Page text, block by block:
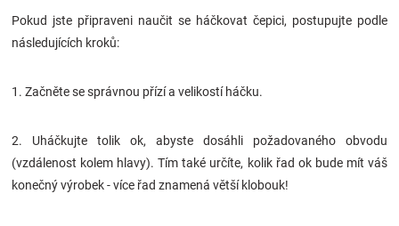
Pokud jste připraveni naučit se háčkovat čepici, postupujte podle
následujících kroků:
1. Začněte se správnou přízí a velikostí háčku.
2. Uháčkujte tolik ok, abyste dosáhli požadovaného obvodu
(vzdálenost kolem hlavy). Tím také určíte, kolik řad ok bude mít váš
konečný výrobek - více řad znamená větší klobouk!